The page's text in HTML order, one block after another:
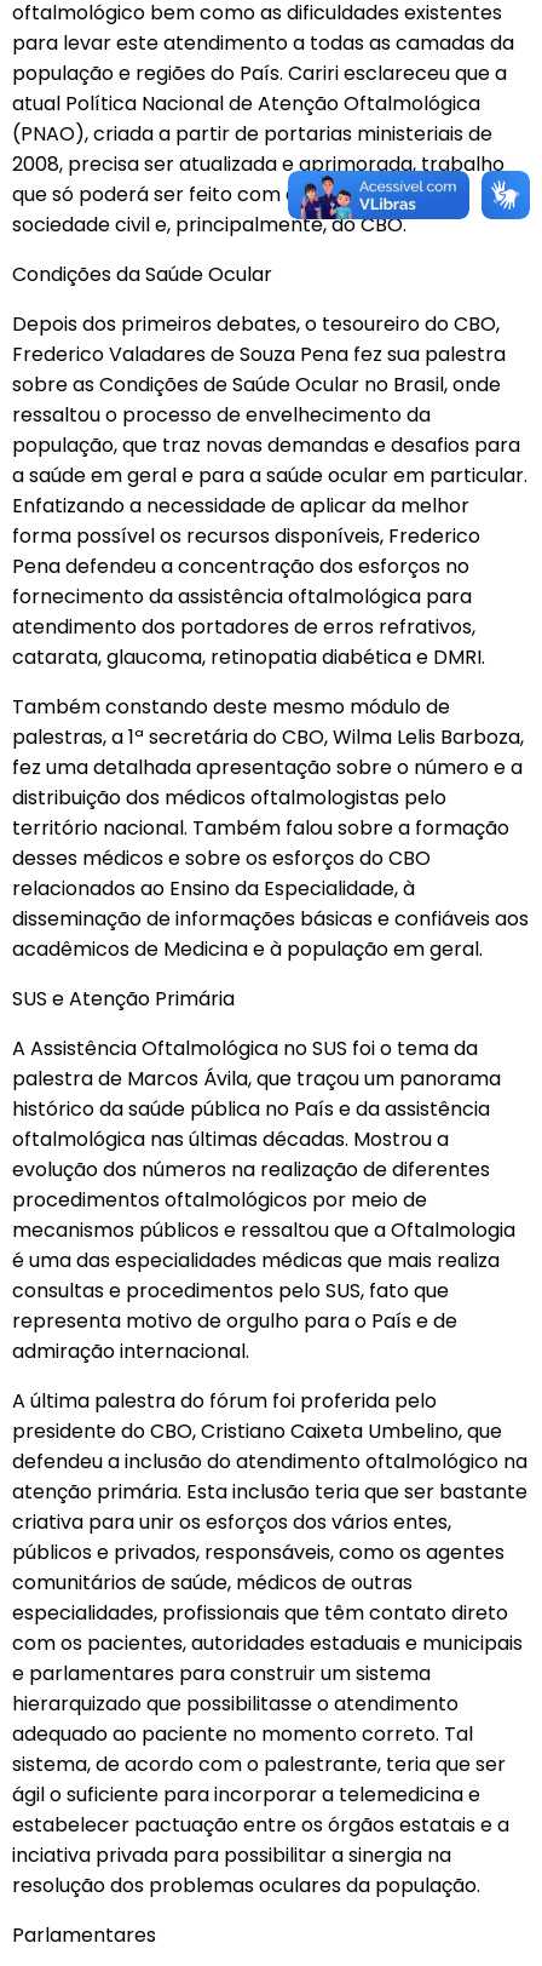
oftalmológico bem como as dificuldades existentes
para levar este atendimento a todas as camadas da
população e regiões do País. Cariri esclareceu que a
atual Política Nacional de Atenção Oftalmológica
(PNAO), criada a partir de portarias ministeriais de
2008, precisa ser atualizada e aprimorada, trabalho
que só poderá ser feito com a colaboração da
sociedade civil e, principalmente, do CBO.
Condições da Saúde Ocular
Depois dos primeiros debates, o tesoureiro do CBO,
Frederico Valadares de Souza Pena fez sua palestra
sobre as Condições de Saúde Ocular no Brasil, onde
ressaltou o processo de envelhecimento da
população, que traz novas demandas e desafios para
a saúde em geral e para a saúde ocular em particular.
Enfatizando a necessidade de aplicar da melhor
forma possível os recursos disponíveis, Frederico
Pena defendeu a concentração dos esforços no
fornecimento da assistência oftalmológica para
atendimento dos portadores de erros refrativos,
catarata, glaucoma, retinopatia diabética e DMRI.
Também constando deste mesmo módulo de
palestras, a 1ª secretária do CBO, Wilma Lelis Barboza,
fez uma detalhada apresentação sobre o número e a
distribuição dos médicos oftalmologistas pelo
território nacional. Também falou sobre a formação
desses médicos e sobre os esforços do CBO
relacionados ao Ensino da Especialidade, à
disseminação de informações básicas e confiáveis aos
acadêmicos de Medicina e à população em geral.
SUS e Atenção Primária
A Assistência Oftalmológica no SUS foi o tema da
palestra de Marcos Ávila, que traçou um panorama
histórico da saúde pública no País e da assistência
oftalmológica nas últimas décadas. Mostrou a
evolução dos números na realização de diferentes
procedimentos oftalmológicos por meio de
mecanismos públicos e ressaltou que a Oftalmologia
é uma das especialidades médicas que mais realiza
consultas e procedimentos pelo SUS, fato que
representa motivo de orgulho para o País e de
admiração internacional.
A última palestra do fórum foi proferida pelo
presidente do CBO, Cristiano Caixeta Umbelino, que
defendeu a inclusão do atendimento oftalmológico na
atenção primária. Esta inclusão teria que ser bastante
criativa para unir os esforços dos vários entes,
públicos e privados, responsáveis, como os agentes
comunitários de saúde, médicos de outras
especialidades, profissionais que têm contato direto
com os pacientes, autoridades estaduais e municipais
e parlamentares para construir um sistema
hierarquizado que possibilitasse o atendimento
adequado ao paciente no momento correto. Tal
sistema, de acordo com o palestrante, teria que ser
ágil o suficiente para incorporar a telemedicina e
estabelecer pactuação entre os órgãos estatais e a
inciativa privada para possibilitar a sinergia na
resolução dos problemas oculares da população.
Parlamentares